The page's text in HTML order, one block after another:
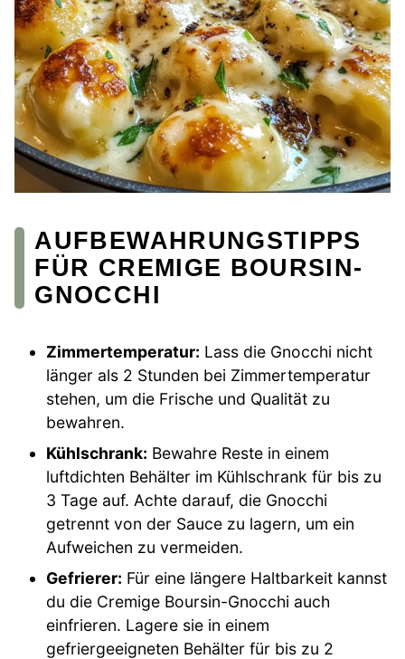
AUFBEWAHRUNGSTIPPS
FÜR CREMIGE BOURSIN-
GNOCCHI
Zimmertemperatur: Lass die Gnocchi nicht
länger als 2 Stunden bei Zimmertemperatur
stehen, um die Frische und Qualität zu
bewahren.
Kühlschrank: Bewahre Reste in einem
luftdichten Behälter im Kühlschrank für bis zu
3 Tage auf. Achte darauf, die Gnocchi
getrennt von der Sauce zu lagern, um ein
Aufweichen zu vermeiden.
Gefrierer: Für eine längere Haltbarkeit kannst
du die Cremige Boursin-Gnocchi auch
einfrieren. Lagere sie in einem
gefriergeeigneten Behälter für bis zu 2